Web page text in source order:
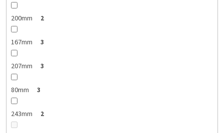
200mm 2
167mm 3
207mm 3
80mm 3
243mm 2